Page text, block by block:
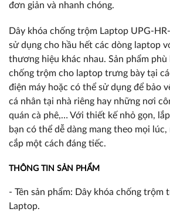
đơn giản và nhanh chóng.
Dây khóa chống trộm Laptop UPG-
sử dụng cho hầu hết các dòng laptop
thương hiệu khác nhau. Sản phẩm phù
chống trộm cho laptop trưng bày tại
điện máy hoặc có thể sử dụng để bảo
cá nhân tại nhà riêng hay những nơi
quán cà phê,… Với thiết kế nhỏ gọn,
bạn có thể dễ dàng mang theo mọi
cắp một cách đáng tiếc.
THÔNG TIN SẢN PHẨM
- Tên sản phẩm: Dây khóa chống trộm
Laptop.